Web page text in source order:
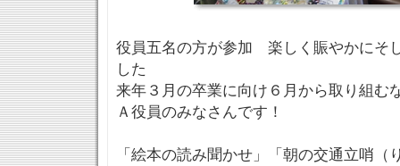
役員五名の方が参加 楽しく賑やかにそ
した
来年３月の卒業に向け６月から取り組
Ａ役員のみなさんです！
「絵本の読み聞かせ」「朝の交通立哨（